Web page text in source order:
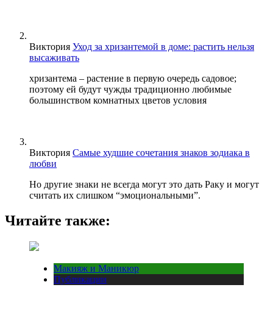
Виктория Уход за хризантемой в доме: растить нельзя
высаживать
хризантема – растение в первую очередь садовое;
поэтому ей будут чужды традиционно любимые
большинством комнатных цветов условия
Виктория Самые худшие сочетания знаков зодиака в
любви
Но другие знаки не всегда могут это дать Раку и могут
считать их слишком “эмоциональными”.
Читайте также:
Макияж и Маникюр
Публикации